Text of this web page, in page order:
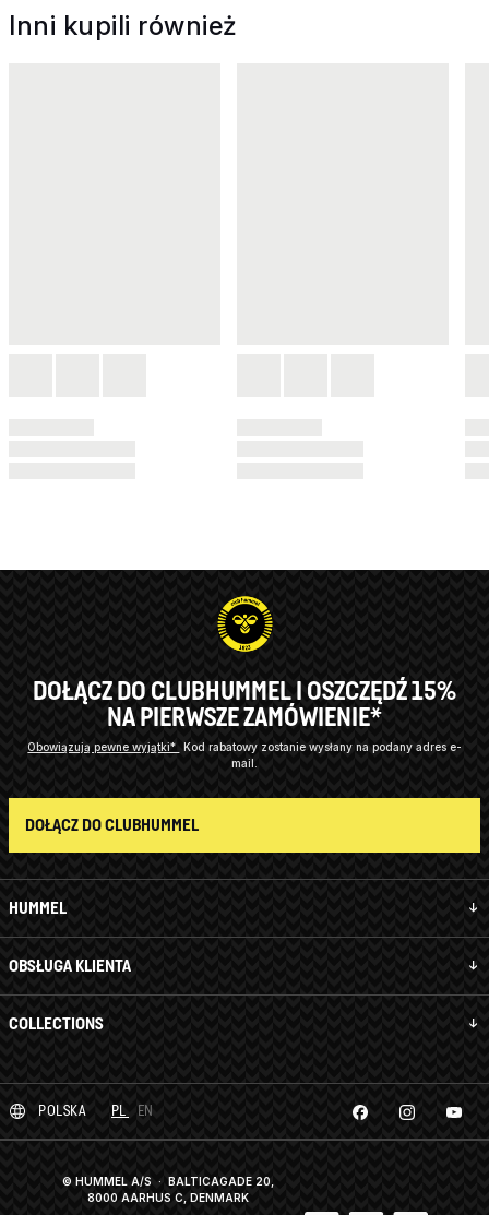
Inni kupili również
HUMMEL
OBSŁUGA KLIENTA
COLLECTIONS
DOŁĄCZ DO CLUBHUMMEL I OSZCZĘDŹ 15%
NA PIERWSZE ZAMÓWIENIE*
Obowiązują pewne wyjątki*
Kod rabatowy zostanie wysłany na podany adres e-
mail.
DOŁĄCZ DO CLUBHUMMEL
POLSKA PL EN
© HUMMEL A/S · BALTICAGADE 20,
8000 AARHUS C, DENMARK